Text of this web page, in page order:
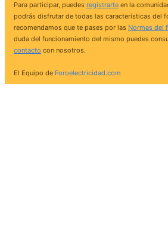
Para participar, puedes registrarte en la
podrás disfrutar de todas las características del
recomendamos que te pases por las Normas del
duda del funcionamiento del mismo puedes
contacto con nosotros.
El Equipo de Foroelectricidad.com